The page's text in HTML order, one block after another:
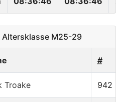
M25-29
#
Troake 942